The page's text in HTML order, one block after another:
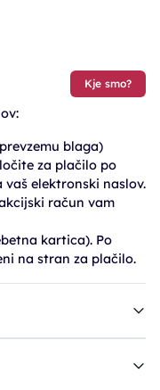
Kje smo?
blaga)
za plačilo po
elektronski naslov.
račun vam
kartica). Po
na stran za plačilo.